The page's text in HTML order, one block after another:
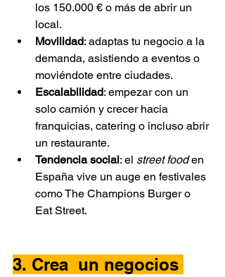
los 150.000 € o más de abrir un
local.
Movilidad: adaptas tu negocio a la
demanda, asistiendo a eventos o
moviéndote entre ciudades.
Escalabilidad: empezar con un
solo camión y crecer hacia
franquicias, catering o incluso abrir
un restaurante.
Tendencia social: el street food en
España vive un auge en festivales
como The Champions Burger o
Eat Street.
3. Crea un negocios